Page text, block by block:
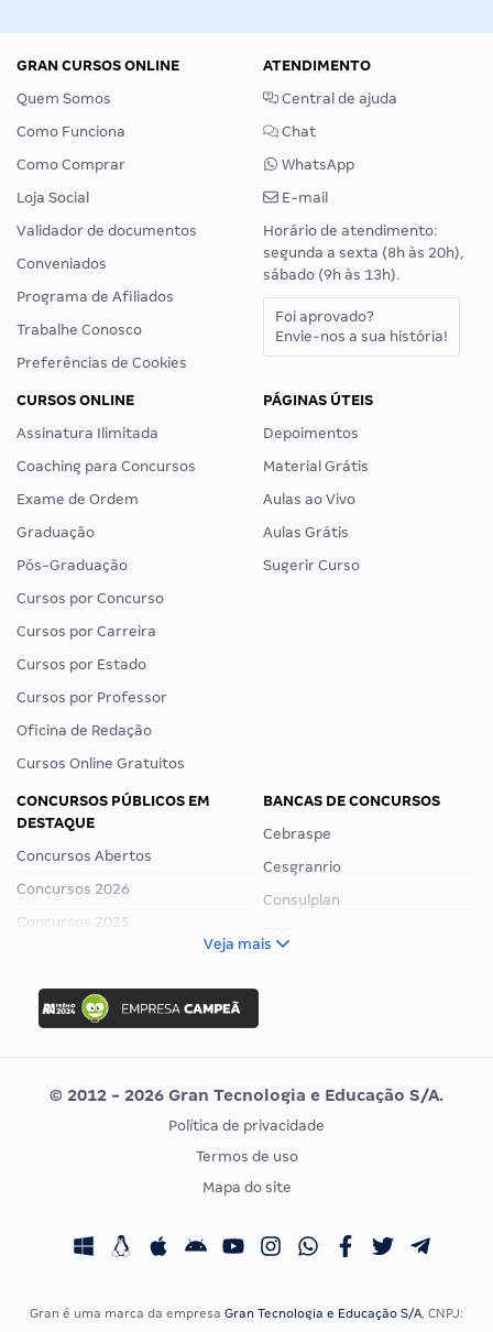
GRAN CURSOS ONLINE
Quem Somos
Como Funciona
Como Comprar
Loja Social
Validador de documentos
Conveniados
Programa de Afiliados
Trabalhe Conosco
Preferências de Cookies
ATENDIMENTO
Central de ajuda
Chat
WhatsApp
E-mail
Horário de atendimento:
segunda a sexta (8h às 20h),
sábado (9h às 13h).
Foi aprovado?
Envie-nos a sua história!
CURSOS ONLINE
Assinatura Ilimitada
Coaching para Concursos
Exame de Ordem
Graduação
Pós-Graduação
Cursos por Concurso
Cursos por Carreira
Cursos por Estado
Cursos por Professor
Oficina de Redação
Cursos Online Gratuitos
PÁGINAS ÚTEIS
Depoimentos
Material Grátis
Aulas ao Vivo
Aulas Grátis
Sugerir Curso
CONCURSOS PÚBLICOS EM
DESTAQUE
Concursos Abertos
Concursos 2026
Concursos 2025
Concurso Ibama
Concurso MPU
Editais publicados
BANCAS DE CONCURSOS
Cebraspe
Cesgranrio
Consulplan
Vunesp
CONCURSOS POR PROFISSÃO
Concursos Fiscais
EXAME DE ORDEM
Calendário OAB
Veja mais
© 2012 - 2026 Gran Tecnologia e Educação S/A.
Política de privacidade
Termos de uso
Mapa do site
Gran é uma marca da empresa Gran Tecnologia e Educação S/A, CNPJ: